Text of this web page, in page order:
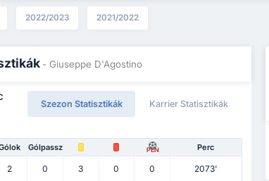
2022/2023 2021/2022
- Giuseppe D'Agostino
Szezon Statisztikák Karrier Statisztikák
Gólpassz PEN Perc
2 0 3 0 0 2073'